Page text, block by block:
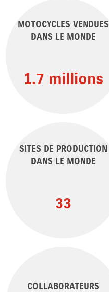
MOTOCYCLES VENDUES
DANS LE MONDE
1.7 millions
SITES DE PRODUCTION
DANS LE MONDE
33
COLLABORATEURS